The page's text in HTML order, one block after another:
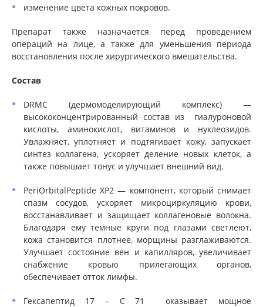
изменение цвета кожных покровов.
Препарат также назначается перед проведением
операций на лице, а также для уменьшения периода
восстановления после хирургического вмешательства.
Состав
DRMC (дермомоделирующий комплекс) —
высококонцентрированный состав из гиалуроновой
кислоты, аминокислот, витаминов и нуклеозидов.
Увлажняет, уплотняет и подтягивает кожу, запускает
синтез коллагена, ускоряет деление новых клеток, а
также повышает тонус и улучшает внешний вид.
PeriOrbitalРеptide ХР2 — компонент, который снимает
спазм сосудов, ускоряет микроциркуляцию крови,
восстанавливает и защищает коллагеновые волокна.
Благодаря ему темные круги под глазами светлеют,
кожа становится плотнее, морщины разглаживаются.
Улучшает состояние вен и капилляров, увеличивает
снабжение кровью прилегающих органов,
обеспечивает отток лимфы.
Гексапептид 17 – С 71 оказывает мощное